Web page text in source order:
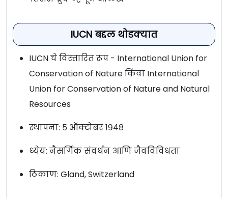
IUCN बद्दल थोडक्यात
IUCN चे विस्तारित रूप - International Union for
Conservation of Nature किंवा International
Union for Conservation of Nature and Natural
Resources
स्थापना: ५ ऑक्टोबर १९४८
ध्येय: नैसर्गिक संवर्धन आणि जैवविविधता
ठिकाण: Gland, Switzerland